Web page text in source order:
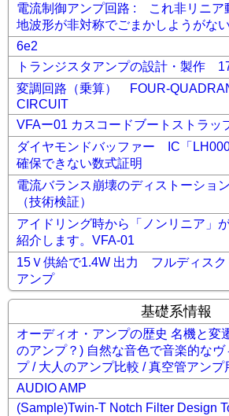
電流制御アンプ回路 : これ非リニア
地波形が非対称でごまかしようがない
6e2
トランジスタアンプの設計・製作
変調回路（乗算） FOUR-
CIRCUIT
VFAー01 カスコードブートストラ
ダイヤモンドバッファー IC「
確保できない数式証明
電流バランス崩壊のディストーショ
（技術検証）
アイドリング時から「ノンリニア」
紹介します。VFA-01
15Ｖ供給で1.4W 出力 フルディスク
アンプ
基礎系情報
オーディオ・アンプの歴史 名機と変
のアンプ？) 自然な音色で音楽的な
プ / 大人のアンプ比較 / 真空管アンプ
AUDIO AMP
(Sample)Twin-T Notch Filter Design